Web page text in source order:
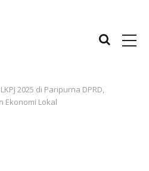
2025 di Paripurna DPRD,
Ekonomi Lokal